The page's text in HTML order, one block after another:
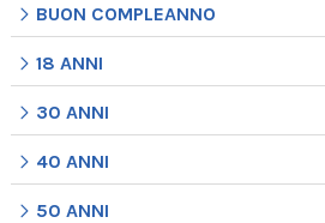
BUON COMPLEANNO
18 ANNI
30 ANNI
40 ANNI
50 ANNI